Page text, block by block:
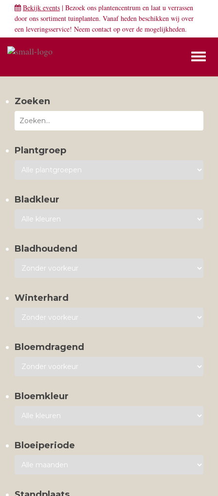
Bekijk events | Bezoek ons plantencentrum en laat u verrassen
door ons sortiment tuinplanten. Vanaf heden beschikken wij over
een leveringsservice! Neem contact op over de mogelijkheden.
Zoeken
Plantgroep
Bladkleur
Bladhoudend
Winterhard
Bloemdragend
Bloemkleur
Bloeiperiode